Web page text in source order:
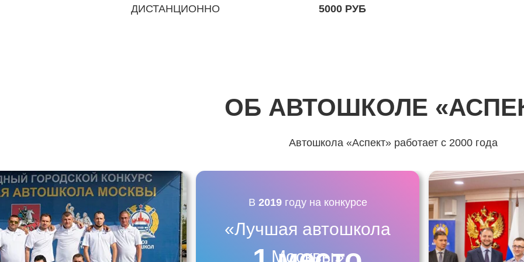
ДИСТАНЦИОННО 5000 РУБ
ОБ АВТОШКОЛЕ
Автошкола «Аспект» работает с 2000 года
В 2019году на конкурсе
«Лучшая автошкола
Москвы»